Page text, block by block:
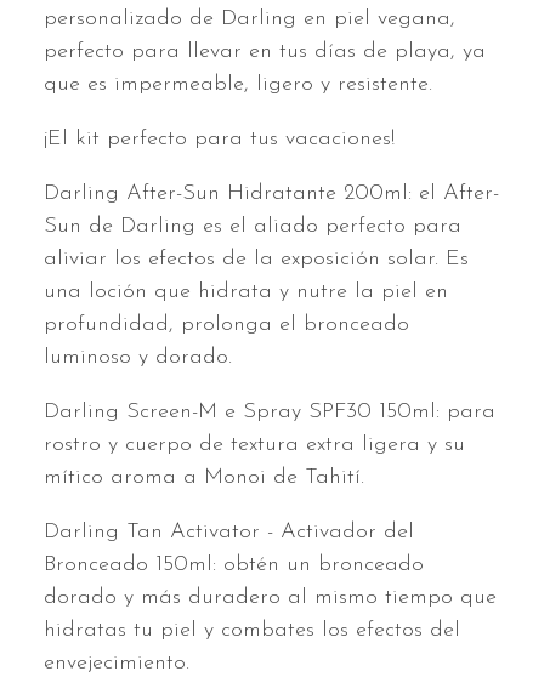
personalizado de Darling en piel vegana,
perfecto para llevar en tus días de playa, ya
que es impermeable, ligero y resistente.
¡El kit perfecto para tus vacaciones!
Darling After-Sun Hidratante 200ml: el After-
Sun de Darling es el aliado perfecto para
aliviar los efectos de la exposición solar. Es
una loción que hidrata y nutre la piel en
profundidad, prolonga el bronceado
luminoso y dorado.
Darling Screen-M e Spray SPF30 150ml: para
rostro y cuerpo de textura extra ligera y su
mítico aroma a Monoi de Tahití.
Darling Tan Activator - Activador del
Bronceado 150ml: obtén un bronceado
dorado y más duradero al mismo tiempo que
hidratas tu piel y combates los efectos del
envejecimiento.